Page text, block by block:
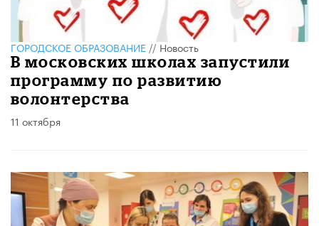
ГОРОДСКОЕ ОБРАЗОВАНИЕ //Новость
В московских школах запустили
программу по развитию
волонтерства
11 октября